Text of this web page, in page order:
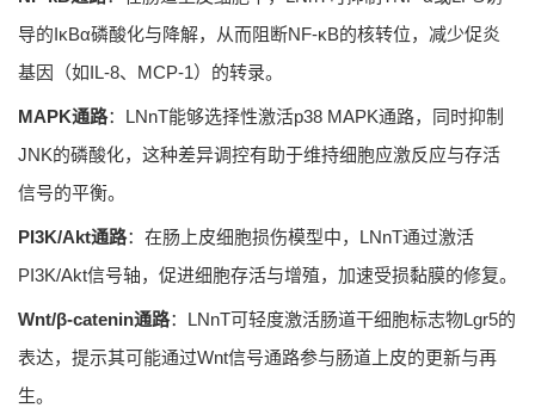
导的IκBα磷酸化与降解，从而阻断NF-κB的核转位，减少促炎
基因（如IL-8、MCP-1）的转录。
MAPK通路：LNnT能够选择性激活p38 MAPK通路，同时抑制
JNK的磷酸化，这种差异调控有助于维持细胞应激反应与存活
信号的平衡。
PI3K/Akt通路：在肠上皮细胞损伤模型中，LNnT通过激活
PI3K/Akt信号轴，促进细胞存活与增殖，加速受损黏膜的修复。
Wnt/β-catenin通路：LNnT可轻度激活肠道干细胞标志物Lgr5的
表达，提示其可能通过Wnt信号通路参与肠道上皮的更新与再
生。